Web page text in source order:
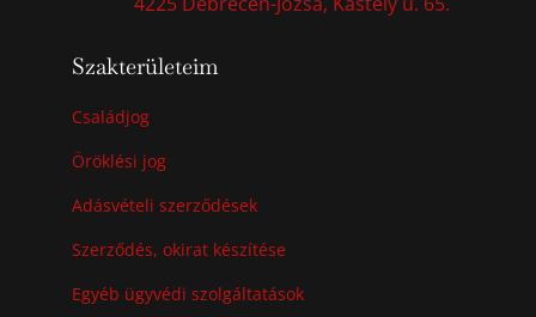
Szakterületeim
Családjog
Öröklési jog
Adásvételi szerződések
Szerződés, okirat készítése
Egyéb ügyvédi szolgáltatások